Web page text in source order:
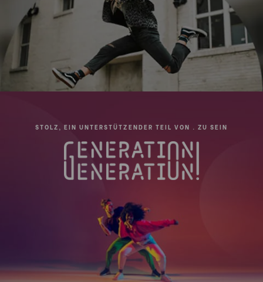
STOLZ, EIN UNTERSTÜTZENDER TEIL VON . ZU SEIN